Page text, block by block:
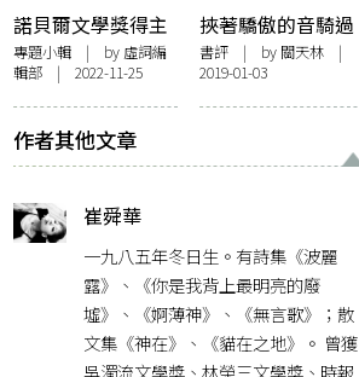
諾貝爾文學獎得主
安妮．艾諾小輯
專題小輯 | by 虛詞編
輯部 | 2022-11-25
挾著驕傲的音騎過
無愛的世紀——讀
崔舜華《婀薄神》
書評| by 關天林|
2019-01-03
作者其他文章
崔舜華
一九八五年冬日生。有詩集《波麗
露》、《你是我背上最明亮的廢
墟》、《婀薄神》、《無言歌》；散
文集《神在》、《貓在之地》。 曾獲
吳濁流文學獎、林榮三文學獎、時報